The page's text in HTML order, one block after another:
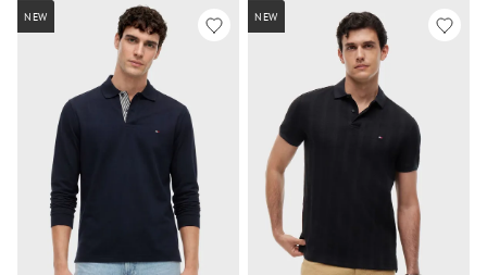
NEW NEW